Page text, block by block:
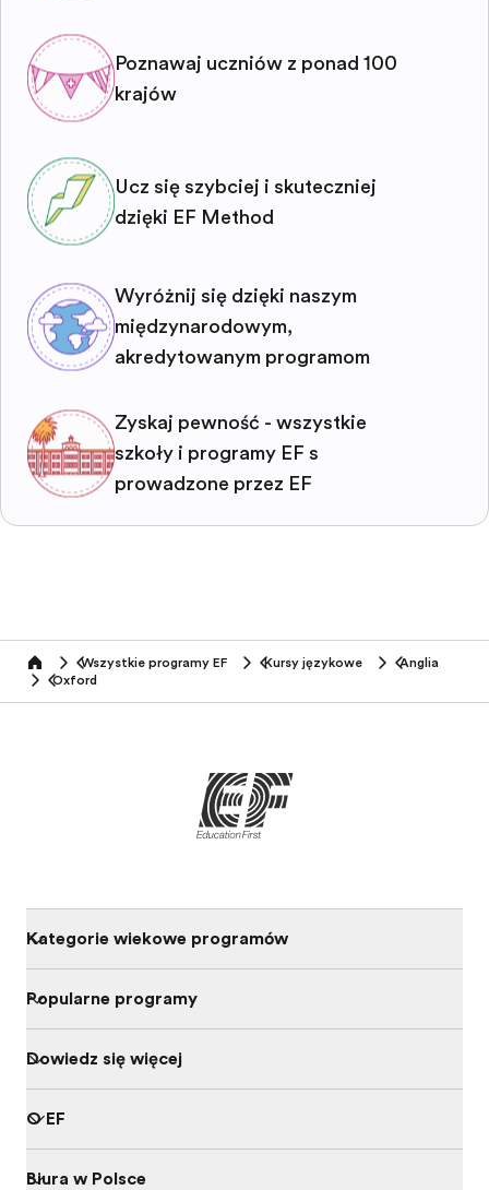
Poznawaj uczniów z ponad 100
krajów
Ucz się szybciej i skuteczniej
dzięki EF Method
Wyróżnij się dzięki naszym
międzynarodowym,
akredytowanym programom
Zyskaj pewność - wszystkie
szkoły i programy EF są
prowadzone przez EF
home Wszystkie programy EF Kursy językowe
Anglia
Oxford
Kategorie wiekowe programów
Popularne programy
Dowiedz się więcej
O EF
Biura w Polsce